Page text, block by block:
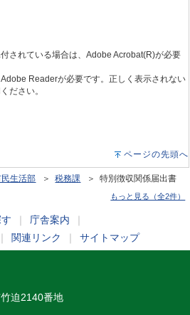
されている場合は、Adobe Acrobat(R)が必要
Readerが必要です。正しく表示されない
ださい。
ページの先頭へ
民生活部 ＞税務課 ＞ 特別徴収関係届出書
もっと見る（全2件）
庁舎案内
関連リンク サイトマップ
迫2140番地